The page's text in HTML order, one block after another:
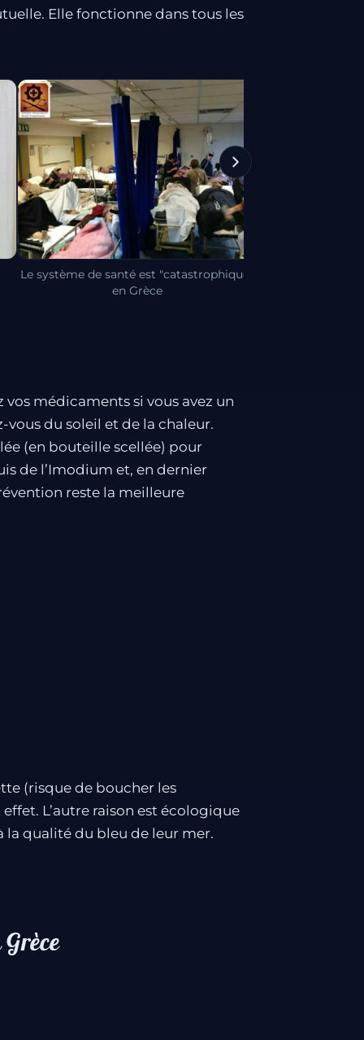
Elle fonctionne dans tous les
Le système de santé est "catastrophique"
en Grèce
médicaments si vous avez un
du soleil et de la chaleur.
(en bouteille scellée) pour
de l’Imodium et, en dernier
reste la meilleure
(risque de boucher les
L’autre raison est écologique
la qualité du bleu de leur mer.